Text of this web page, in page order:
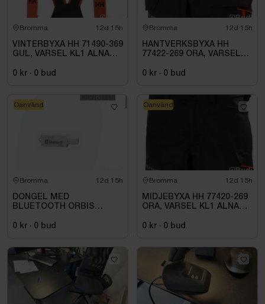
Bromma 12d 15h
VINTERBYXA HH 71490-369
GUL, VARSEL KL1 ALNA
0 kr · 0 bud
Bromma 12d 15h
HANTVERKSBYXA HH
77422-269 ORA, VARSEL
0 kr · 0 bud
Bromma 12d 15h
DONGEL MED
BLUETOOTH ORBIS
0 kr · 0 bud
Oanvänd
Bromma 12d 15h
MIDJEBYXA HH 77420-269
ORA, VARSEL KL1 ALNA
0 kr · 0 bud
Oanvänd